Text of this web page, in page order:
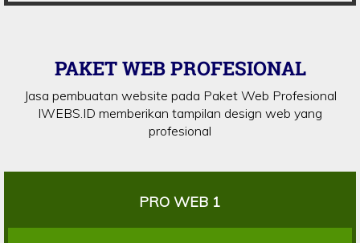
PAKET WEB PROFESIONAL
Jasa pembuatan website pada Paket Web Profesional
IWEBS.ID memberikan tampilan design web yang
profesional
PRO WEB 1